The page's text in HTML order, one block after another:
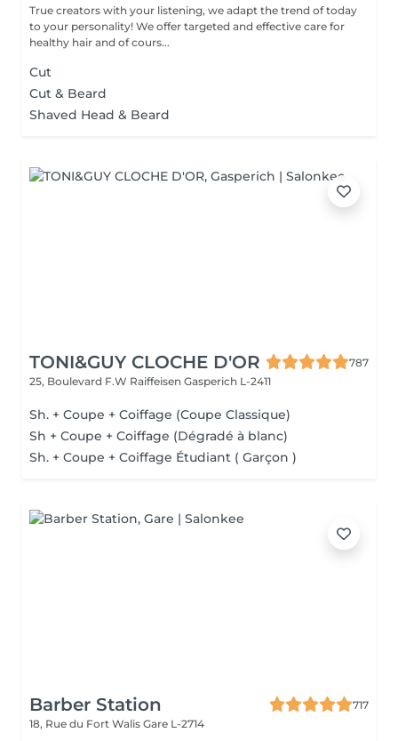
True creators with your listening, we adapt the trend of today
to your personality! We offer targeted and effective care for
healthy hair and of cours...
Cut
Cut & Beard
Shaved Head & Beard
TONI&GUY CLOCHE D'OR
787
25, Boulevard F.W Raiffeisen Gasperich L-2411
Sh. + Coupe + Coiffage (Coupe Classique)
Sh + Coupe + Coiffage (Dégradé à blanc)
Sh. + Coupe + Coiffage Étudiant ( Garçon )
Barber Station
717
18, Rue du Fort Walis Gare L-2714